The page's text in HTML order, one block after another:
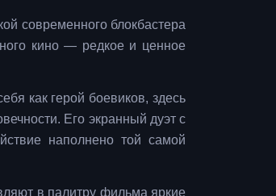
современного блокбастера
кино — редкое и ценное
как герой боевиков, здесь
Его экранный дуэт с
наполнено той самой
в палитру фильма яркие